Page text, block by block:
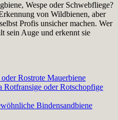
Wespe oder Schwebfliege?
von Wildbienen, aber
Profis unsicher machen. Wer
sein Auge und erkennt sie
Rostrote Mauerbiene
Rotfransige oder Rotschopfige
Bindensandbiene